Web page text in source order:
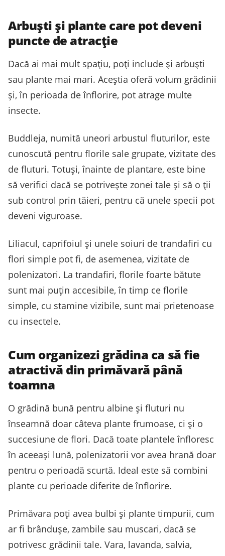
Arbuști și plante care pot deveni
puncte de atracție
Dacă ai mai mult spațiu, poți include și arbuști
sau plante mai mari. Aceștia oferă volum grădinii
și, în perioada de înflorire, pot atrage multe
insecte.
Buddleja, numită uneori arbustul fluturilor, este
cunoscută pentru florile sale grupate, vizitate des
de fluturi. Totuși, înainte de plantare, este bine
să verifici dacă se potrivește zonei tale și să o ții
sub control prin tăieri, pentru că unele specii pot
deveni viguroase.
Liliacul, caprifoiul și unele soiuri de trandafiri cu
flori simple pot fi, de asemenea, vizitate de
polenizatori. La trandafiri, florile foarte bătute
sunt mai puțin accesibile, în timp ce florile
simple, cu stamine vizibile, sunt mai prietenoase
cu insectele.
Cum organizezi grădina ca să fie
atractivă din primăvară până
toamna
O grădină bună pentru albine și fluturi nu
înseamnă doar câteva plante frumoase, ci și o
succesiune de flori. Dacă toate plantele înfloresc
în aceeași lună, polenizatorii vor avea hrană doar
pentru o perioadă scurtă. Ideal este să combini
plante cu perioade diferite de înflorire.
Primăvara poți avea bulbi și plante timpurii, cum
ar fi brândușe, zambile sau muscari, dacă se
potrivesc grădinii tale. Vara, lavanda, salvia,